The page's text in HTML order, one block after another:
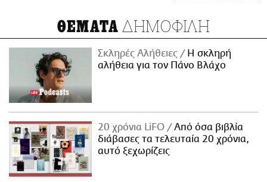
ΘΕΜΑΤΑ ΔΗΜΟΦΙΛΗ
Σκληρές Αλήθειες
H σκληρή
αλήθεια για τον Πάνο Βλάχο
20 χρόνια LiFO
Από όσα βιβλία
διάβασες τα τελευταία 20 χρόνια,
αυτό ξεχωρίζεις